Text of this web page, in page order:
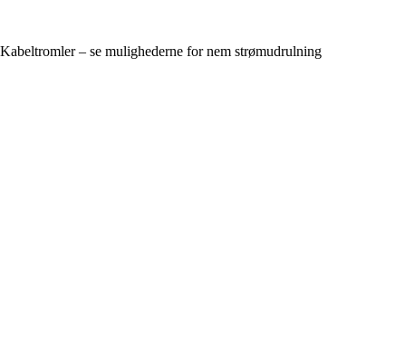
Kabeltromler – se mulighederne for nem strømudrulning